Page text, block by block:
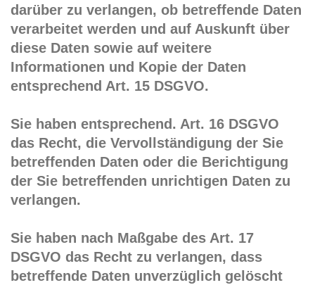
darüber zu verlangen, ob betreffende Daten
verarbeitet werden und auf Auskunft über
diese Daten sowie auf weitere
Informationen und Kopie der Daten
entsprechend Art. 15 DSGVO.
Sie haben entsprechend. Art. 16 DSGVO
das Recht, die Vervollständigung der Sie
betreffenden Daten oder die Berichtigung
der Sie betreffenden unrichtigen Daten zu
verlangen.
Sie haben nach Maßgabe des Art. 17
DSGVO das Recht zu verlangen, dass
betreffende Daten unverzüglich gelöscht